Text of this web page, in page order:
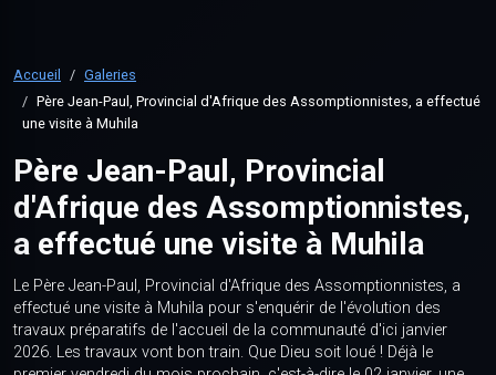
Accueil
Galeries
Père Jean-Paul, Provincial d'Afrique des Assomptionnistes, a effectué
une visite à Muhila
Père Jean-Paul, Provincial
d'Afrique des Assomptionnistes,
a effectué une visite à Muhila
Le Père Jean-Paul, Provincial d'Afrique des Assomptionnistes, a
effectué une visite à Muhila pour s'enquérir de l'évolution des
travaux préparatifs de l'accueil de la communauté d'ici janvier
2026. Les travaux vont bon train. Que Dieu soit loué ! Déjà le